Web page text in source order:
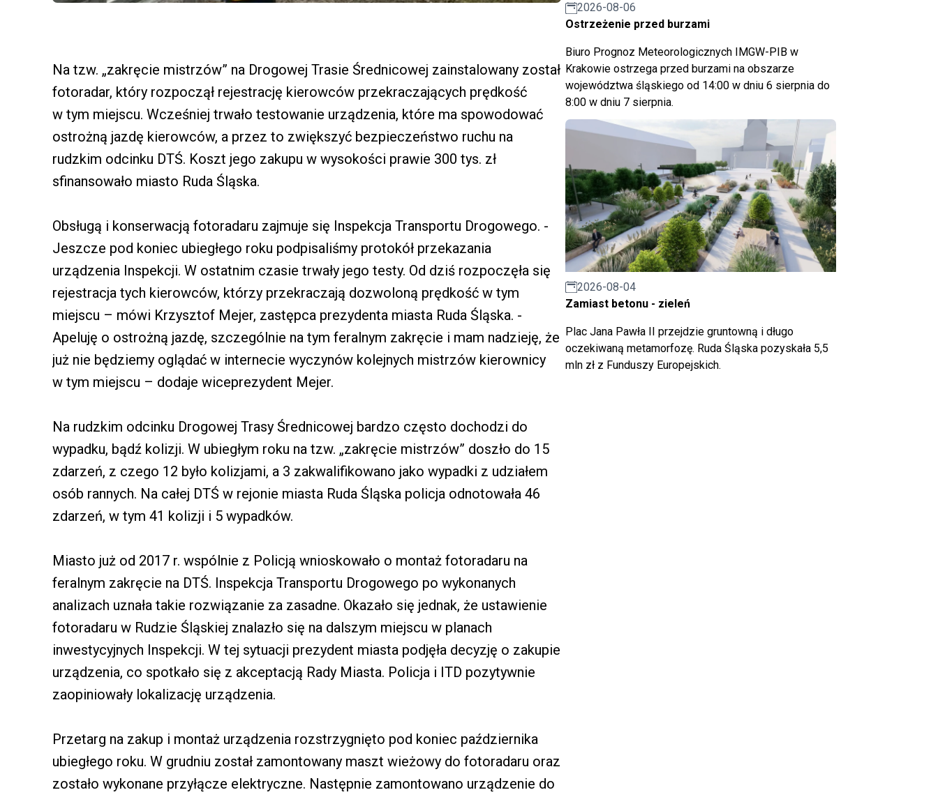
Na tzw. „zakręcie mistrzów” na Drogowej Trasie Średnicowej zainstalowany został
fotoradar, który rozpoczął rejestrację kierowców przekraczających prędkość
w tym miejscu. Wcześniej trwało testowanie urządzenia, które ma spowodować
ostrożną jazdę kierowców, a przez to zwiększyć bezpieczeństwo ruchu na
rudzkim odcinku DTŚ. Koszt jego zakupu w wysokości prawie 300 tys. zł
sfinansowało miasto Ruda Śląska.
Obsługą i konserwacją fotoradaru zajmuje się Inspekcja Transportu Drogowego. -
Jeszcze pod koniec ubiegłego roku podpisaliśmy protokół przekazania
urządzenia Inspekcji. W ostatnim czasie trwały jego testy. Od dziś rozpoczęła się
rejestracja tych kierowców, którzy przekraczają dozwoloną prędkość w tym
miejscu – mówi Krzysztof Mejer, zastępca prezydenta miasta Ruda Śląska. -
Apeluję o ostrożną jazdę, szczególnie na tym feralnym zakręcie i mam nadzieję, że
już nie będziemy oglądać w internecie wyczynów kolejnych mistrzów kierownicy
w tym miejscu – dodaje wiceprezydent Mejer.
Na rudzkim odcinku Drogowej Trasy Średnicowej bardzo często dochodzi do
wypadku, bądź kolizji. W ubiegłym roku na tzw. „zakręcie mistrzów” doszło do 15
zdarzeń, z czego 12 było kolizjami, a 3 zakwalifikowano jako wypadki z udziałem
osób rannych. Na całej DTŚ w rejonie miasta Ruda Śląska policja odnotowała 46
zdarzeń, w tym 41 kolizji i 5 wypadków.
Miasto już od 2017 r. wspólnie z Policją wnioskowało o montaż fotoradaru na
feralnym zakręcie na DTŚ. Inspekcja Transportu Drogowego po wykonanych
analizach uznała takie rozwiązanie za zasadne. Okazało się jednak, że ustawienie
fotoradaru w Rudzie Śląskiej znalazło się na dalszym miejscu w planach
inwestycyjnych Inspekcji. W tej sytuacji prezydent miasta podjęła decyzję o zakupie
urządzenia, co spotkało się z akceptacją Rady Miasta. Policja i ITD pozytywnie
zaopiniowały lokalizację urządzenia.
Przetarg na zakup i montaż urządzenia rozstrzygnięto pod koniec października
ubiegłego roku. W grudniu został zamontowany maszt wieżowy do fotoradaru oraz
zostało wykonane przyłącze elektryczne. Następnie zamontowano urządzenie do
2026-08-06
Ostrzeżenie przed burzami
Biuro Prognoz Meteorologicznych IMGW-PIB w
Krakowie ostrzega przed burzami na obszarze
województwa śląskiego od 14:00 w dniu 6 sierpnia do
8:00 w dniu 7 sierpnia.
2026-08-04
Zamiast betonu - zieleń
Plac Jana Pawła II przejdzie gruntowną i długo
oczekiwaną metamorfozę. Ruda Śląska pozyskała 5,5
mln zł z Funduszy Europejskich.